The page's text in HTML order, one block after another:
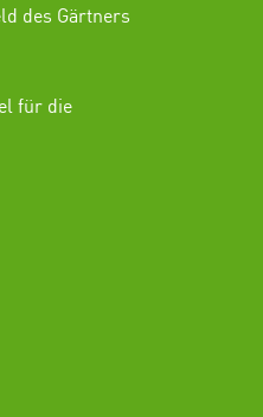
des Gärtners
für die